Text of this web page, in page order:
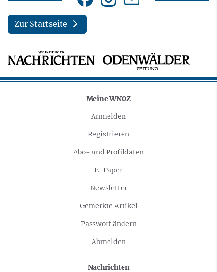
Zur Startseite
Meine WNOZ
Anmelden
Registrieren
Abo- und Profildaten
E-Paper
Newsletter
Gemerkte Artikel
Passwort ändern
Abmelden
Nachrichten